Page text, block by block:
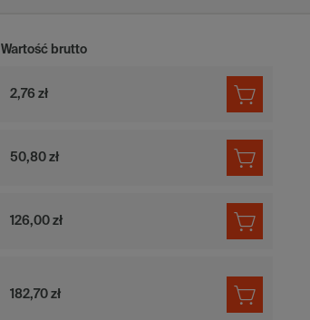
Wartość brutto
2,76 zł
50,80 zł
126,00 zł
182,70 zł